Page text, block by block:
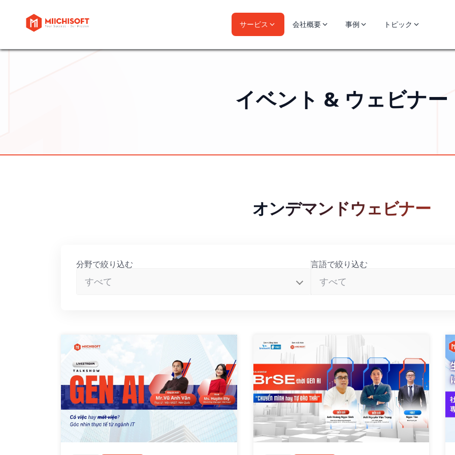
サービス 会社概要 事例 トピック
イベント & ウェビナー
オンデマンドウェビナー
分野で絞り込む 言語で絞り込む